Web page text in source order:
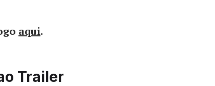
aqui.
Trailer